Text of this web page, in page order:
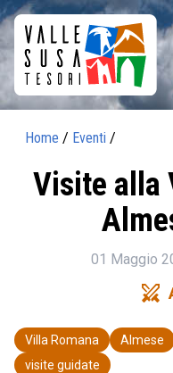
Home / Eventi /
Visite alla
01 Maggio
swords
Villa Romana Almese
visite guidate